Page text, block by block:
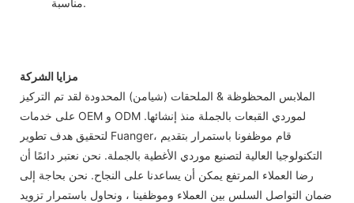
مناسبة.
مزايا الشركة
الملابس المحظوظة & الملحقات (شيامن) المحدودة لقد تم التركيز
على خدمات OEM و ODM لموردي القبعات بالجملة منذ إنشائها.
لتحقيق هدف تطوير Fuanger، قام موظفونا باستمرار بتقديم
التكنولوجيا العالية لتصنيع موردي الأغطية بالجملة. نحن نعتبر دائمًا أن
رضا العملاء المرتفع يمكن أن يساعدنا على النجاح. نحن بحاجة إلى
ضمان التواصل السلس بين العملاء وموظفينا ، ونحاول باستمرار تزويد